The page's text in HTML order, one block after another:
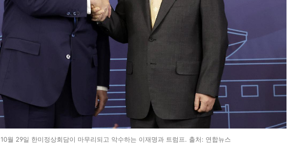
10월 29일 한미정상회담이 마무리되고 악수하는 이재명과 트럼프. 출처: 연합뉴스